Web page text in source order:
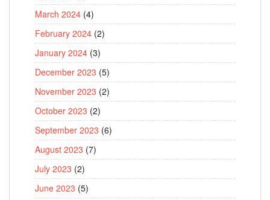
March 2024 (4)
February 2024 (2)
January 2024 (3)
December 2023 (5)
November 2023 (2)
October 2023 (2)
September 2023 (6)
August 2023 (7)
July 2023 (2)
June 2023 (5)